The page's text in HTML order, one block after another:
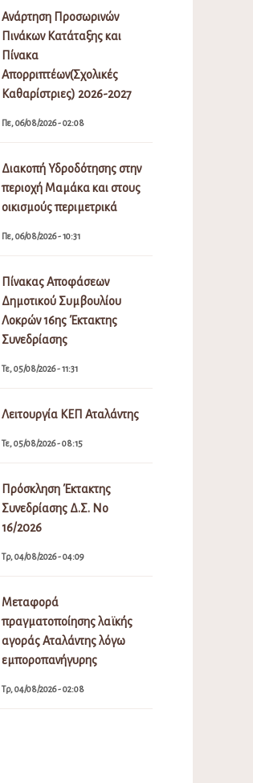
Ανάρτηση Προσωρινών
Πινάκων Κατάταξης και
Πίνακα
Απορριπτέων(Σχολικές
Καθαρίστριες) 2026-2027
Πε, 06/08/2026 - 02:08
Διακοπή Υδροδότησης στην
περιοχή Μαμάκα και στους
οικισμούς περιμετρικά
Πε, 06/08/2026 - 10:31
Πίνακας Αποφάσεων
Δημοτικού Συμβουλίου
Λοκρών 16ης Έκτακτης
Συνεδρίασης
Τε, 05/08/2026 - 11:31
Λειτουργία ΚΕΠ Αταλάντης
Τε, 05/08/2026 - 08:15
Πρόσκληση Έκτακτης
Συνεδρίασης Δ.Σ. Νο
16/2026
Τρ, 04/08/2026 - 04:09
Μεταφορά
πραγματοποίησης λαϊκής
αγοράς Αταλάντης λόγω
εμποροπανήγυρης
Τρ, 04/08/2026 - 02:08